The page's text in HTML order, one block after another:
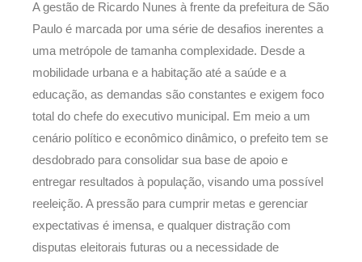
A gestão de Ricardo Nunes à frente da prefeitura de São
Paulo é marcada por uma série de desafios inerentes a
uma metrópole de tamanha complexidade. Desde a
mobilidade urbana e a habitação até a saúde e a
educação, as demandas são constantes e exigem foco
total do chefe do executivo municipal. Em meio a um
cenário político e econômico dinâmico, o prefeito tem se
desdobrado para consolidar sua base de apoio e
entregar resultados à população, visando uma possível
reeleição. A pressão para cumprir metas e gerenciar
expectativas é imensa, e qualquer distração com
disputas eleitorais futuras ou a necessidade de